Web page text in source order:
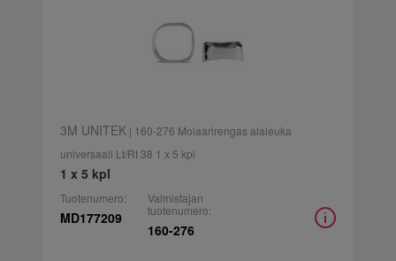
3M UNITEK| 160-276 Molaarirengas alaleuka
universaali Lt/Rt 38 1 x 5 kpl
1 x 5 kpl
Tuotenumero:
MD177209
Valmistajan
tuotenumero:
160-276